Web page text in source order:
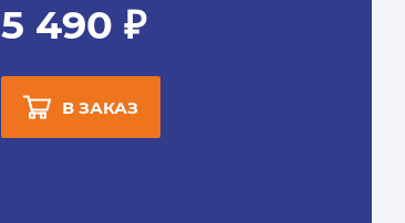
5 490 ₽
В ЗАКАЗ